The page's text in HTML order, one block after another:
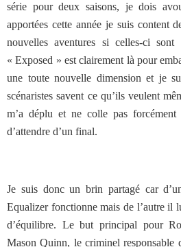
série pour deux saisons, je dois
apportées cette année je suis content
nouvelles aventures si celles-ci
« Exposed » est clairement là pour
une toute nouvelle dimension et je
scénaristes savent ce qu’ils veulent
m’a déplu et ne colle pas
d’attendre d’un final.
Je suis donc un brin partagé car
Equalizer fonctionne mais de l’autre il
d’équilibre. Le but principal pour
Mason Quinn, le criminel responsable